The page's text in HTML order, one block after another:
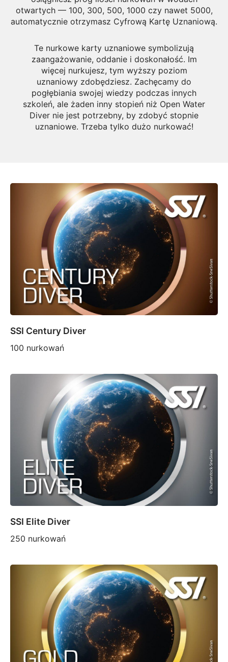
otwartych — 100, 300, 500, 1000 czy nawet 5000,
automatycznie otrzymasz Cyfrową Kartę Uznaniową.
Te nurkowe karty uznaniowe symbolizują
zaangażowanie, oddanie i doskonałość. Im
więcej nurkujesz, tym wyższy poziom
uznaniowy zdobędziesz. Zachęcamy do
pogłębiania swojej wiedzy podczas innych
szkoleń, ale żaden inny stopień niż Open Water
Diver nie jest potrzebny, by zdobyć stopnie
uznaniowe. Trzeba tylko dużo nurkować!
SSI Century Diver
100 nurkowań
SSI Elite Diver
250 nurkowań